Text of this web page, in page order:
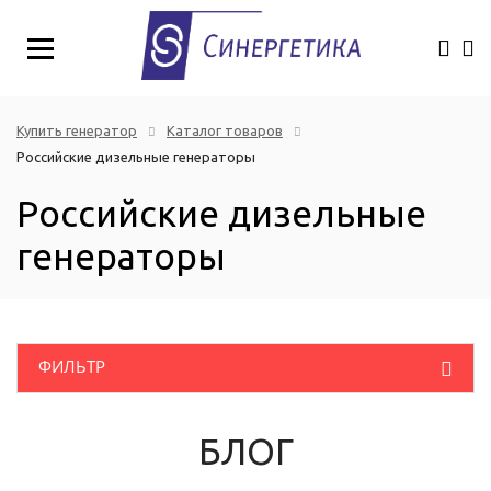
Купить генератор
Каталог товаров
Российские дизельные генераторы
Российские дизельные
генераторы
ФИЛЬТР
Однофазные промышленные генераторы
БЛОГ